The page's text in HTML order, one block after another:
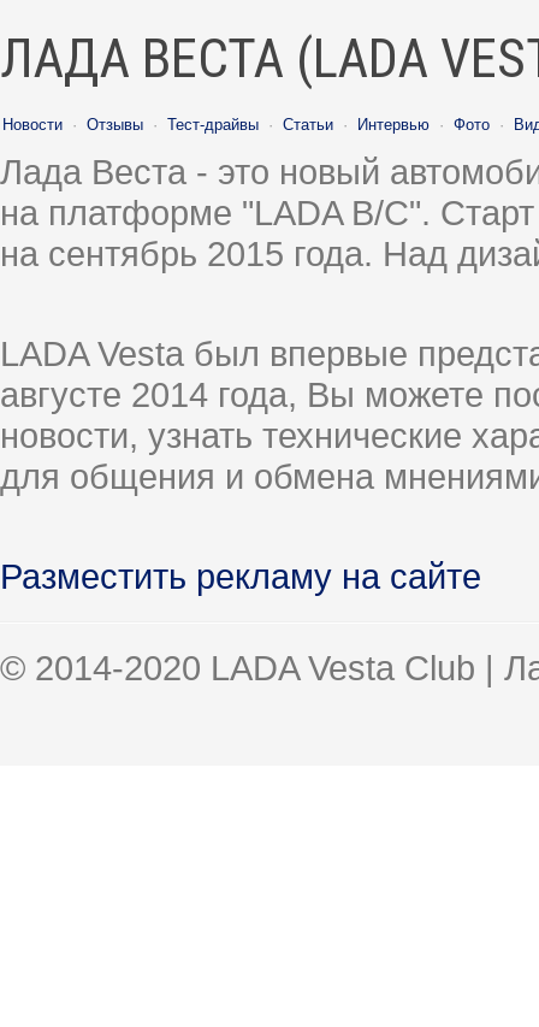
ЛАДА ВЕСТА (LADA
Новости · Отзывы · Тест-драйвы · Статьи · Интервью · Фото ·
Лада Веста - это новый
на платформе "LADA B/C".
на сентябрь 2015 года. Над
LADA Vesta был впервые
августе 2014 года, Вы можете
новости, узнать технические
для общения и обмена
Разместить рекламу на сайте
© 2014-2020 LADA Vesta Club |